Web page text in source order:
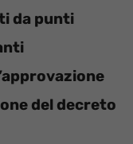
da punti
del decreto